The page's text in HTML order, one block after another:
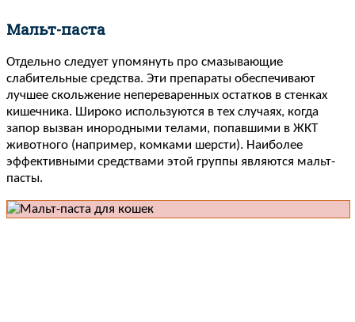
Мальт-паста
Отдельно следует упомянуть про смазывающие
слабительные средства. Эти препараты обеспечивают
лучшее скольжение непереваренных остатков в стенках
кишечника. Широко используются в тех случаях, когда
запор вызван инородными телами, попавшими в ЖКТ
животного (например, комками шерсти). Наиболее
эффективными средствами этой группы являются мальт-
пасты.